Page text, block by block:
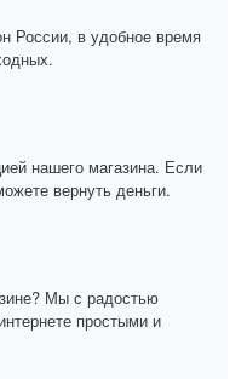
России, в удобное время
нашего магазина. Если
вернуть деньги.
Мы с радостью
простыми и